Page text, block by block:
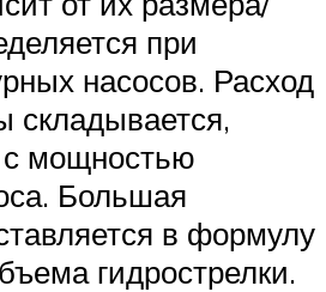
при
насосов. Расход
складывается,
с мощностью
Большая
в формулу
гидрострелки.